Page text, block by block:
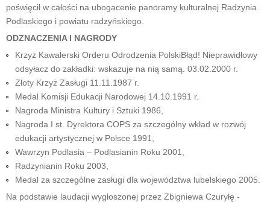
poświęcił w całości na ubogacenie panoramy kulturalnej Radzynia
Podlaskiego i powiatu radzyńskiego.
ODZNACZENIA I NAGRODY
Krzyż Kawalerski Orderu Odrodzenia PolskiBłąd! Nieprawidłowy
odsyłacz do zakładki: wskazuje na nią samą. 03.02.2000 r.
Złoty Krzyż Zasługi 11.11.1987 r.
Medal Komisji Edukacji Narodowej 14.10.1991 r.
Nagroda Ministra Kultury i Sztuki 1986,
Nagroda I st. Dyrektora COPS za szczególny wkład w rozwój
edukacji artystycznej w Polsce 1991,
Wawrzyn Podlasia – Podlasianin Roku 2001,
Radzynianin Roku 2003,
Medal za szczególne zasługi dla województwa lubelskiego 2005.
Na podstawie laudacji wygłoszonej przez Zbigniewa Czuryłę -